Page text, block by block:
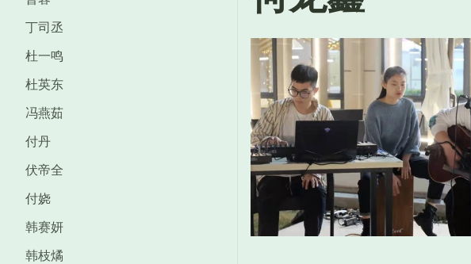
丁司丞
杜一鸣
杜英东
冯燕茹
付丹
伏帝全
付娆
韩赛妍
韩枝燏